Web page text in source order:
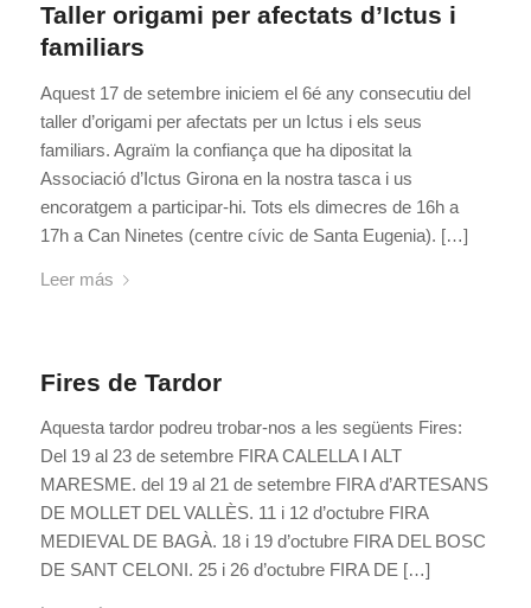
Taller origami per afectats d’Ictus i
familiars
Aquest 17 de setembre iniciem el 6é any consecutiu del
taller d’origami per afectats per un Ictus i els seus
familiars. Agraïm la confiança que ha dipositat la
Associació d’Ictus Girona en la nostra tasca i us
encoratgem a participar-hi. Tots els dimecres de 16h a
17h a Can Ninetes (centre cívic de Santa Eugenia). […]
Leer más
Fires de Tardor
Aquesta tardor podreu trobar-nos a les següents Fires:
Del 19 al 23 de setembre FIRA CALELLA I ALT
MARESME. del 19 al 21 de setembre FIRA d’ARTESANS
DE MOLLET DEL VALLÈS. 11 i 12 d’octubre FIRA
MEDIEVAL DE BAGÀ. 18 i 19 d’octubre FIRA DEL BOSC
DE SANT CELONI. 25 i 26 d’octubre FIRA DE […]